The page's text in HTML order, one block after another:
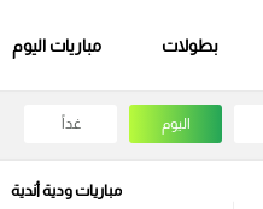
بطولات مباريات اليوم
اليوم غداً
مباريات ودية أندية